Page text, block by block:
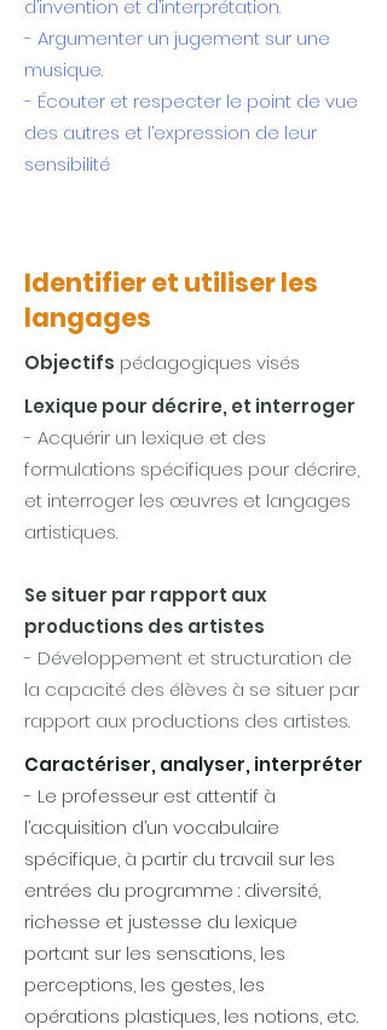
d’invention et d’interprétation.
- Argumenter un jugement sur une
musique.
- Écouter et respecter le point de vue
des autres et l’expression de leur
sensibilité
Identifier et utiliserles
langages
Objectifs pédagogiques visés
Lexique pour décrire, et interroger
- Acquérir un lexique et des
formulations spécifiques pour décrire,
et interroger les œuvres et langages
artistiques.
Se situer par rapport aux
productions des artistes
- Développement et structuration de
la capacité des élèves à se situer par
rapport aux productions des artistes.
Caractériser, analyser, interpréter
- Le professeur est attentif à
l’acquisition d’un vocabulaire
spécifique, à partir du travail sur les
entrées du programme : diversité,
richesse et justesse du lexique
portant sur les sensations, les
perceptions, les gestes, les
opérations plastiques, les notions, etc.